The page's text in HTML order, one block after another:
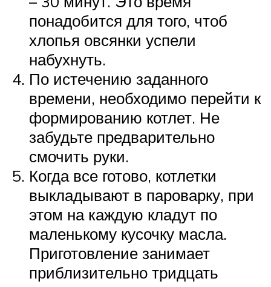
понадобится для того, чтоб
хлопья овсянки успели
набухнуть.
По истечению заданного
времени, необходимо перейти к
формированию котлет. Не
забудьте предварительно
смочить руки.
Когда все готово, котлетки
выкладывают в пароварку, при
этом на каждую кладут по
маленькому кусочку масла.
Приготовление занимает
приблизительно тридцать